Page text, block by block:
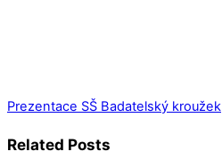
Prezentace SŠ Badatelský kroužek
Related Posts